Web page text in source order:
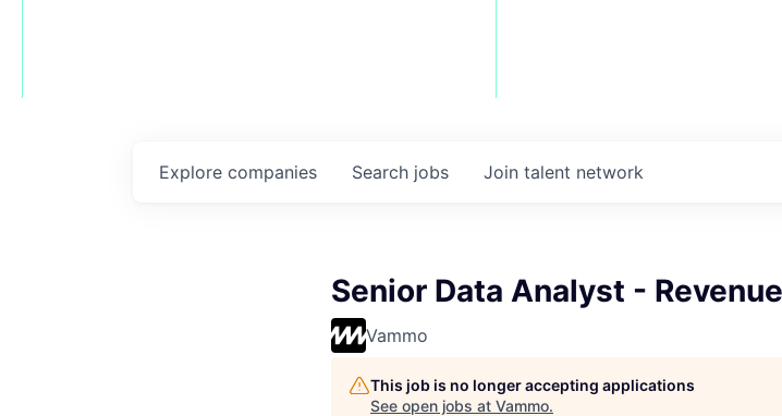
Search jobs
Explore companies Join talent network
Senior Data Analyst -
Vammo
This job is no longer accepting applications
See open jobs at Vammo.